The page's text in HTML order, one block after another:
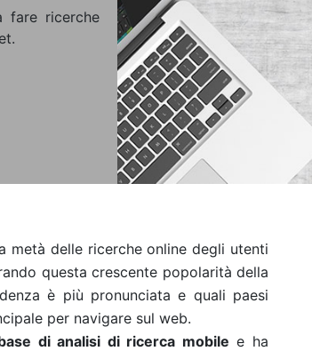
fare ricerche
metà delle ricerche online degli utenti
questa crescente popolarità della
è più pronunciata e quali paesi
per navigare sul web.
di analisi di ricerca mobile e ha